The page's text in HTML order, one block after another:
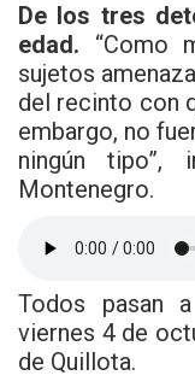
De los tres
edad. “Como
sujetos
del recinto con
embargo, no
ningún tipo”,
Montenegro.
Todos pasan a
viernes 4 de
de Quillota.